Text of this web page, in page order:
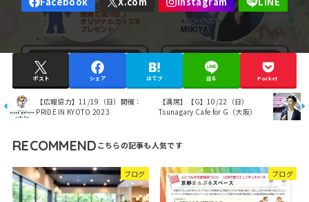
ポスト シェア はてブ 送る Pocket
【広報協力】11/19（日）開催：
PRIDE IN KYOTO 2023
【満席】【G】10/22（日）
Tsunagary Cafe for G（大阪）
RECOMMEND
ブログ ブログ